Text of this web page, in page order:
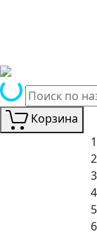
Корзина